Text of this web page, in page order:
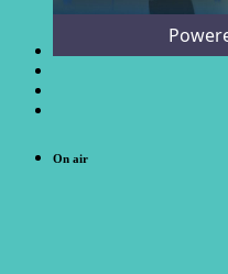
On air